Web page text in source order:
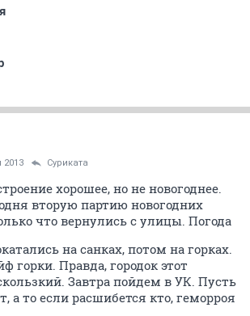
2013 Суриката
хорошее, но не новогоднее.
вторую партию новогодних
что вернулись с улицы. Погода
на санках, потом на горках.
горки. Правда, городок этот
Завтра пойдем в УК. Пусть
а то если расшибется кто, геморроя